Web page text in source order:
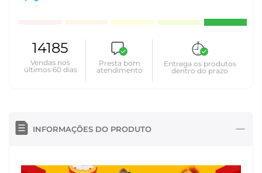
14185
Vendas nos
últimos 60 dias
Presta bom
atendimento
Entrega os produtos
dentro do prazo
INFORMAÇÕES DO PRODUTO